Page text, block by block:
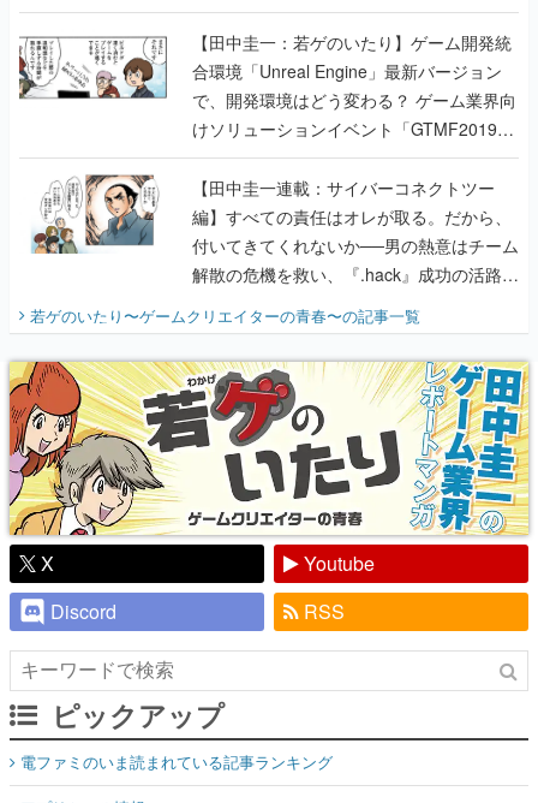
のいたり】
【田中圭一：若ゲのいたり】ゲーム開発統
合環境「Unreal Engine」最新バージョン
で、開発環境はどう変わる？ ゲーム業界向
けソリューションイベント「GTMF2019」
に行って、より理解を深めよう【PR】
【田中圭一連載：サイバーコネクトツー
編】すべての責任はオレが取る。だから、
付いてきてくれないか──男の熱意はチーム
解散の危機を救い、『.hack』成功の活路を
『少年ジャンプ』色だった【若ゲのいた
り】
若ゲのいたり〜ゲームクリエイターの青春〜の記事一覧
X
Youtube
Discord
RSS
ピックアップ
電ファミのいま読まれている記事ランキング